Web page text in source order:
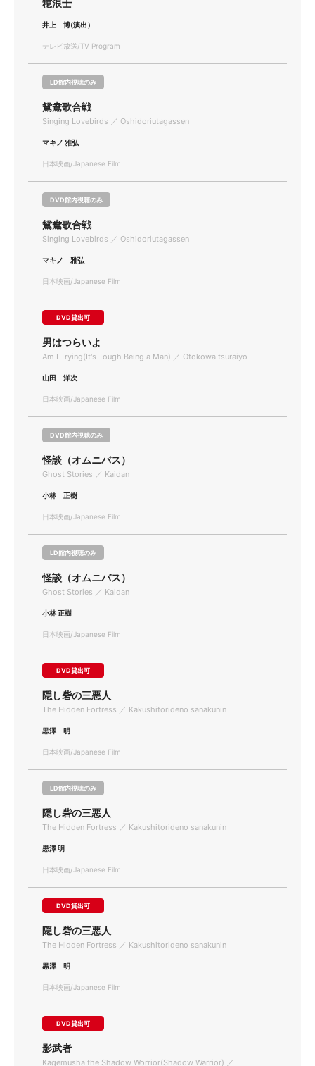
穂浪士
井上 博(演出）
テレビ放送/TV Program
LD館内視聴のみ
鴛鴦歌合戦
Singing Lovebirds ／ Oshidoriutagassen
マキノ 雅弘
日本映画/Japanese Film
DVD館内視聴のみ
鴛鴦歌合戦
Singing Lovebirds ／ Oshidoriutagassen
マキノ 雅弘
日本映画/Japanese Film
DVD貸出可
男はつらいよ
Am I Trying(It's Tough Being a Man) ／ Otokowa tsuraiyo
山田 洋次
日本映画/Japanese Film
DVD館内視聴のみ
怪談（オムニバス）
Ghost Stories ／ Kaidan
小林 正樹
日本映画/Japanese Film
LD館内視聴のみ
怪談（オムニバス）
Ghost Stories ／ Kaidan
小林 正樹
日本映画/Japanese Film
DVD貸出可
隠し砦の三悪人
The Hidden Fortress ／ Kakushitorideno sanakunin
黒澤 明
日本映画/Japanese Film
LD館内視聴のみ
隠し砦の三悪人
The Hidden Fortress ／ Kakushitorideno sanakunin
黒澤 明
日本映画/Japanese Film
DVD貸出可
隠し砦の三悪人
The Hidden Fortress ／ Kakushitorideno sanakunin
黒澤 明
日本映画/Japanese Film
DVD貸出可
影武者
Kagemusha the Shadow Worrior(Shadow Warrior) ／